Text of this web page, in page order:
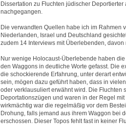
Dissertation zu Fluchten jüdischer
nachgegangen.
Die verwandten Quellen habe ich im Rahmen
Niederlanden, Israel und Deutschland
zudem 14 Interviews mit Überlebenden,
Nur wenige Holocaust-Überlebende haben
den Waggons in deutliche Worte gefasst. Die
die schockierende Erfahrung, unter derart
sein, mögen dazu geführt haben, dass in
oder verklausuliert erwähnt wird. Die Fluchten
Deportationszügen und waren in der Regel
wirkmächtig war die regelmäßig vor dem
Drohung, falls jemand aus ihrem Waggon bei
erschossen. Dieser Topos fehlt fast in keiner